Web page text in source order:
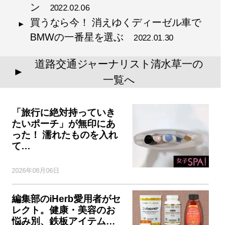
ン 2022.02.06
買うなら今！ 消えゆくディーゼル車で
BMWの一番星を選ぶ 2022.01.30
▲
道路交通ジャーナリスト清水草一の
一覧へ
「旅行に絶対持っていき
たいポーチ」が無印にあ
った！ 濡れたものを入れ
て…
2026年08月06日
編集部のiHerb愛用者がセ
レクト。健康・美容のお
悩み別、鉄板アイテム…